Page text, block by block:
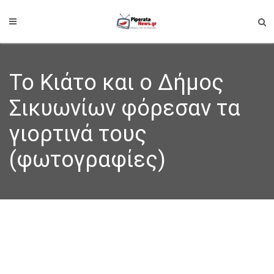
Το Κιάτο και ο Δήμος
Σικυωνίων φόρεσαν τα
γιορτινά τους
(φωτογραφίες)